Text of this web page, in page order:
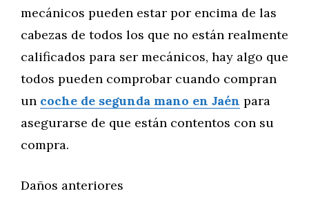
mecánicos pueden estar por encima de las
cabezas de todos los que no están realmente
calificados para ser mecánicos, hay algo que
todos pueden comprobar cuando compran
un coche de segunda mano en Jaén para
asegurarse de que están contentos con su
compra.
Daños anteriores